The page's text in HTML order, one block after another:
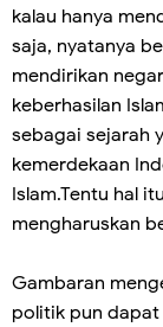
kalau hanya
saja, nyatanya
mendirikan
keberhasilan
sebagai sejarah
kemerdekaan
Islam.Tentu hal
mengharuskan
Gambaran
politik pun